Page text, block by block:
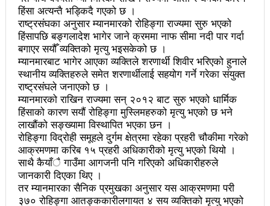
महानगर यातायातले थप्यो १२ वटा विद्युतीय बस
गणेश पण्डितको कवितासङ्ग्रह कालापानी लोकार्पण
फोहोरमैला व्यवस्थापन संघ नेपालको अध्यक्षमा नुवाकोटका घिमिरे
निर्वाचित
कविता – सुख भोग
समाचार हटाउने अदालतको आदेश र पत्रकार पक्राउ पुर्जीबारे
काउन्सिल सुक्ष्म अध्ययनमा
लोकतान्त्रिक सहिद सन्तति वृत्ति कोष स्थापनाः सहिदका
बालबालिकाको शिक्षामा खर्च हुने
हिंसा अत्यन्तै भड्किदै गएको छ ।
राष्ट्रसंघका अनुसार म्यानमारको रोहिङ्गा राज्यमा सुरु भएको
हिंसापछि बङ्गलादेश भागेर जाने क्रममा नाफ सीमा नदी पार गर्दा
बगाएर सयौँ व्यक्तिको मृत्यु भइसकेको छ ।
म्यानमारबाट भागेर आएका व्यक्तिले शरणार्थी शिवीर भरिएको हुनाले
स्थानीय व्यक्तिहरुले समेत शरणार्थीलाई सहयोग गर्ने गरेका संयुक्त
राष्ट्रसंघले जनाएको छ ।
म्यानमारको राखिन राज्यमा सन् २०१२ बाट सुरु भएको धार्मिक
हिंसाको कारण सयौं रोहिङ्गा मुस्लिमहरुको मृत्यु भएको छ भने
लाखौंको सङ्ख्यामा विस्थापित भएका छन ।
रोहिङ्गा विद्रोही समूहले दुर्गम क्षेत्रमा रहेका प्रहरी चौकीमा गरेको
आक्रमणमा करिब १५ प्रहरी अधिकारीको मृत्यु भएको थियो ।
साथै कैयाँै गाउँमा आगजनी पनि गरिएकोे अधिकारीहरुले
जानकारी दिएका थिए ।
तर म्यानमारका सैनिक प्रमुखका अनुसार यस आक्रमणमा परी
३७० रोहिङ्गा आतङ्ककारीलगायत ४ सय व्यक्तिको मृत्यु भएको